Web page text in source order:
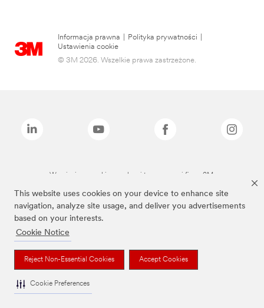
This website uses cookies on your device to enhance site
navigation, analyze site usage, and deliver you advertisements
based on your interests.
Cookie Notice
Reject Non-Essential Cookies Accept Cookies
Cookie Preferences
Informacja prawna Polityka prywatności
Ustawienia cookie
© 3M 2026. Wszelkie prawa zastrzeżone.
Wymienione marki są znakami towarowymi firmy 3M.